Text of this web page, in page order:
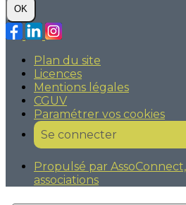
OK
Plan du site
Licences
Mentions légales
CGUV
Paramétrer vos cookies
Se connecter
Propulsé par
associations